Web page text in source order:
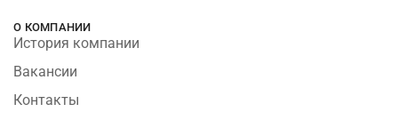
О КОМПАНИИ
История компании
Вакансии
Контакты